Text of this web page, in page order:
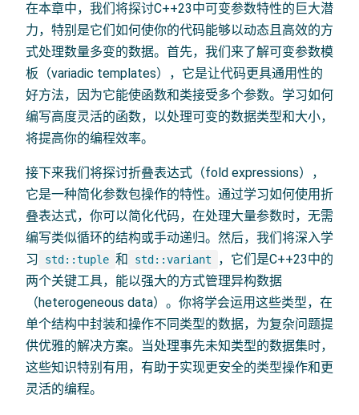
在本章中，我们将探讨C++23中可变参数特性的巨大潜
力，特别是它们如何使你的代码能够以动态且高效的方
式处理数量多变的数据。首先，我们来了解可变参数模
板（variadic templates），它是让代码更具通用性的
好方法，因为它能使函数和类接受多个参数。学习如何
编写高度灵活的函数，以处理可变的数据类型和大小，
将提高你的编程效率。
接下来我们将探讨折叠表达式（fold expressions），
它是一种简化参数包操作的特性。通过学习如何使用折
叠表达式，你可以简化代码，在处理大量参数时，无需
编写类似循环的结构或手动递归。然后，我们将深入学
习
std::tuple 和 std::variant
，它们是C++23中的
两个关键工具，能以强大的方式管理异构数据
（heterogeneous data）。你将学会运用这些类型，在
单个结构中封装和操作不同类型的数据，为复杂问题提
供优雅的解决方案。当处理事先未知类型的数据集时，
这些知识特别有用，有助于实现更安全的类型操作和更
灵活的编程。